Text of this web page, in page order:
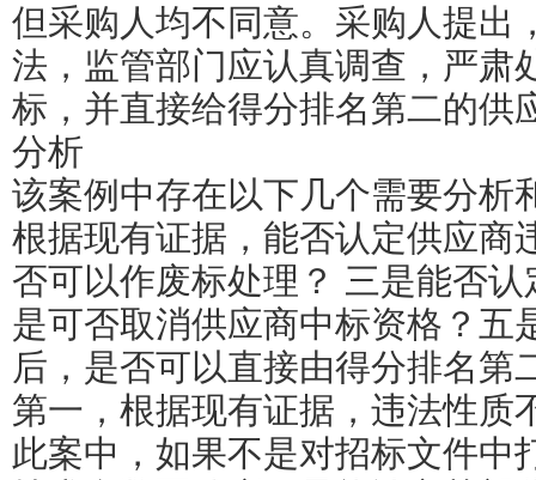
但采购人均不同意。采购人提出
法，监管部门应认真调查，严肃
标，并直接给得分排名第二的供
分析
该案例中存在以下几个需要分析
根据现有证据，能否认定供应商
否可以作废标处理？ 三是能否
是可否取消供应商中标资格？五
后，是否可以直接由得分排名第
第一，根据现有证据，违法性质
此案中，如果不是对招标文件中